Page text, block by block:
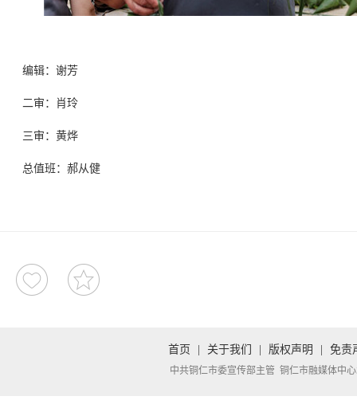
编辑：谢芳
二审：肖玲‍
三审：黄烨‍‍‍
总值班：郝从健
首页 关于我们 版权声明 免责
中共铜仁市委宣传部主管 铜仁市融媒体中心